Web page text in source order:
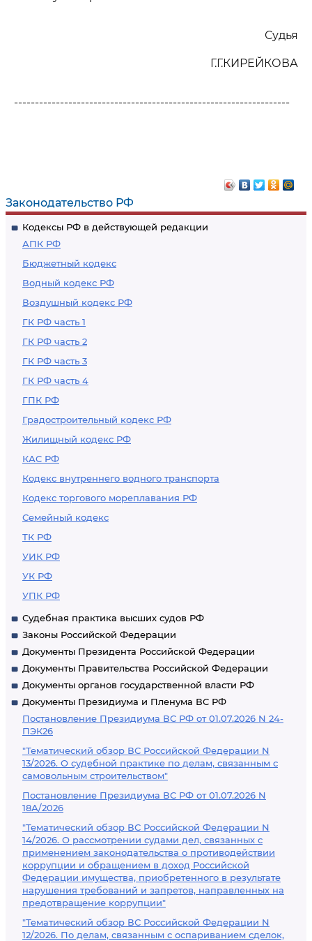
Законодательство РФ
Кодексы РФ в действующей редакции
АПК РФ
Бюджетный кодекс
Водный кодекс РФ
Воздушный кодекс РФ
ГК РФ часть 1
ГК РФ часть 2
ГК РФ часть 3
ГК РФ часть 4
ГПК РФ
Градостроительный кодекс РФ
Жилищный кодекс РФ
КАС РФ
Кодекс внутреннего водного транспорта
Кодекс торгового мореплавания РФ
Семейный кодекс
ТК РФ
УИК РФ
УК РФ
УПК РФ
Судебная практика высших судов РФ
Законы Российской Федерации
Документы Президента Российской Федерации
Документы Правительства Российской Федерации
Документы органов государственной власти РФ
Документы Президиума и Пленума ВС РФ
Постановление Президиума ВС РФ от 01.07.2026 N 24-
ПЭК26
"Тематический обзор ВС Российской Федерации N
13/2026. О судебной практике по делам, связанным с
самовольным строительством"
Постановление Президиума ВС РФ от 01.07.2026 N
18А/2026
"Тематический обзор ВС Российской Федерации N
14/2026. О рассмотрении судами дел, связанных с
применением законодательства о противодействии
коррупции и обращением в доход Российской
Федерации имущества, приобретенного в результате
нарушения требований и запретов, направленных на
предотвращение коррупции"
"Тематический обзор ВС Российской Федерации N
12/2026. По делам, связанным с оспариванием сделок,
Судья
Г.Г.КИРЕЙКОВА
------------------------------------------------------------------